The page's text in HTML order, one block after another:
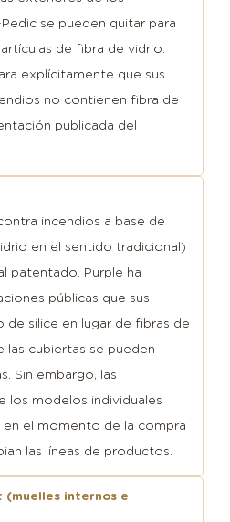
se pueden quitar para
de fibra de vidrio.
explícitamente que sus
no contienen fibra de
publicada del
incendios a base de
en el sentido tradicional)
patentado. Purple ha
públicas que sus
de sílice en lugar de fibras de
las cubiertas se pueden
Sin embargo, las
los modelos individuales
el momento de la compra
las líneas de productos.
(muelles internos e